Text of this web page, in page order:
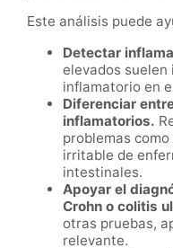
Este análisis puede
Detectar
elevados
inflamatorio en
Diferenciar
inflamatorios.
problemas
irritable de
intestinales.
Apoyar el
Crohn o colitis
otras pruebas,
relevante.